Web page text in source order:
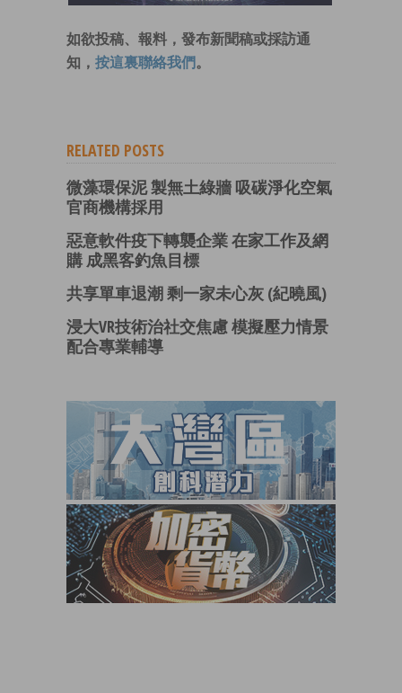
如欲投稿、報料，發布新聞稿或採訪通
知， 按這裏聯絡我們 。
RELATED POSTS
微藻環保泥 製無土綠牆 吸碳淨化空氣
官商機構採用
惡意軟件疫下轉襲企業 在家工作及網
購 成黑客釣魚目標
共享單車退潮 剩一家未心灰 (紀曉風)
浸大VR技術治社交焦慮 模擬壓力情景
配合專業輔導